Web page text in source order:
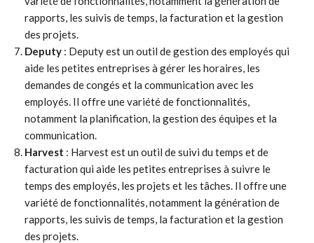
rapports, les suivis de temps, la facturation et la gestion
des projets.
Deputy : Deputy est un outil de gestion des employés qui
aide les petites entreprises à gérer les horaires, les
demandes de congés et la communication avec les
employés. Il offre une variété de fonctionnalités,
notamment la planification, la gestion des équipes et la
communication.
Harvest : Harvest est un outil de suivi du temps et de
facturation qui aide les petites entreprises à suivre le
temps des employés, les projets et les tâches. Il offre une
variété de fonctionnalités, notamment la génération de
rapports, les suivis de temps, la facturation et la gestion
des projets.